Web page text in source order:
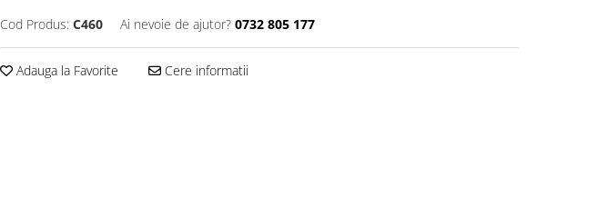
Cod Produs: C460 Ai nevoie de ajutor? 0732 805 177
Adauga la Favorite Cere informatii